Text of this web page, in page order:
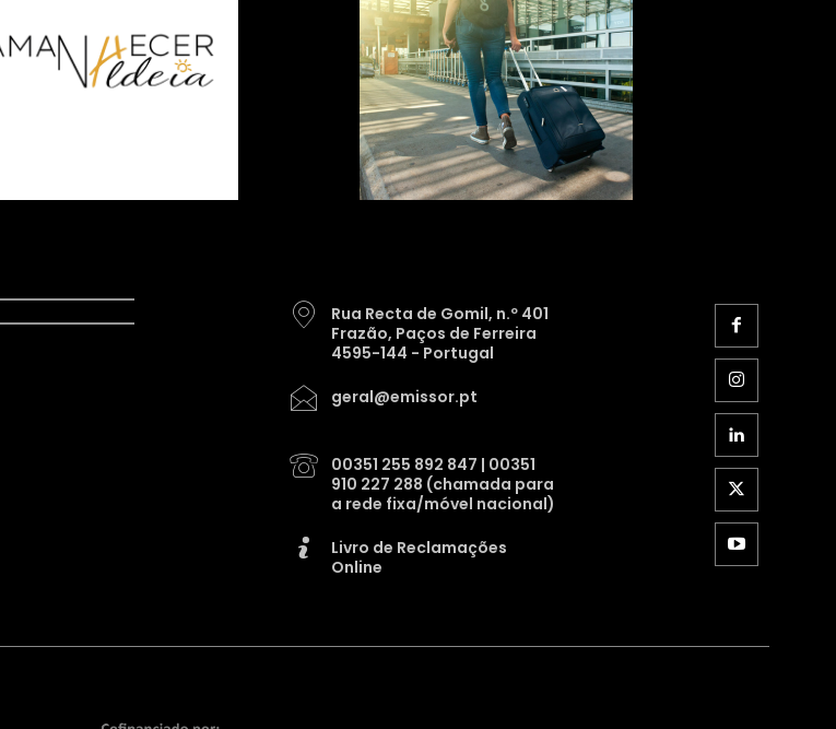
Rua Recta de Gomil, n.º 401
Frazão, Paços de Ferreira
4595-144 - Portugal
geral@emissor.pt
00351 255 892 847 | 00351
910 227 288 (chamada para
a rede fixa/móvel nacional)
Livro de Reclamações
Online